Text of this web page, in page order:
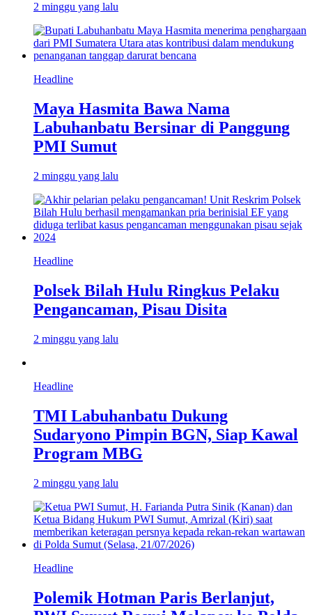
2 minggu yang lalu
Headline
Maya Hasmita Bawa Nama
Labuhanbatu Bersinar di Panggung
PMI Sumut
2 minggu yang lalu
Headline
Polsek Bilah Hulu Ringkus Pelaku
Pengancaman, Pisau Disita
2 minggu yang lalu
Headline
TMI Labuhanbatu Dukung
Sudaryono Pimpin BGN, Siap Kawal
Program MBG
2 minggu yang lalu
Headline
Polemik Hotman Paris Berlanjut,